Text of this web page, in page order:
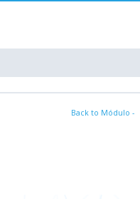
Back to Módulo -